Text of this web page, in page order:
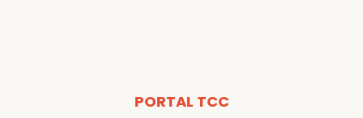
PORTAL TCC